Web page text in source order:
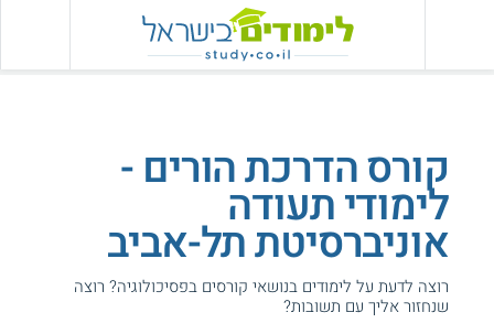
קורס הדרכת הורים -
לימודי תעודה
אוניברסיטת תל-אביב
רוצה לדעת על לימודים בנושאי קורסים בפסיכולוגיה? רוצה
שנחזור אליך עם תשובות?